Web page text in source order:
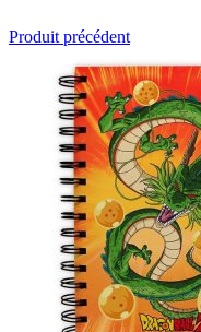
Produit précédent